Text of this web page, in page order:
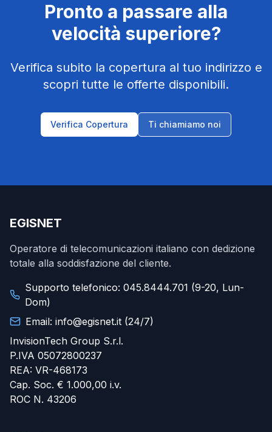
Pronto a passare alla
velocità superiore?
Verifica subito la copertura al tuo indirizzo e
scopri tutte le offerte disponibili.
Verifica Copertura Ti chiamiamo noi
EGISNET
Operatore di telecomunicazioni italiano con dedizione
totale alla soddisfazione del cliente.
Supporto telefonico: 045.8444.701 (9-20, Lun-
Dom)
Email: info@egisnet.it (24/7)
InvisionTech Group S.r.l.
P.IVA 05072800237
REA: VR-468173
Cap. Soc. € 1.000,00 i.v.
ROC N. 43206